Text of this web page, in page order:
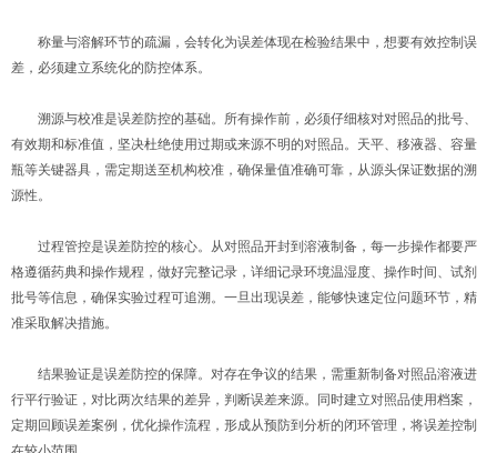
称量与溶解环节的疏漏，会转化为误差体现在检验结果中，想要有效控制误
差，必须建立系统化的防控体系。
溯源与校准是误差防控的基础。所有操作前，必须仔细核对对照品的批号、
有效期和标准值，坚决杜绝使用过期或来源不明的对照品。天平、移液器、容量
瓶等关键器具，需定期送至机构校准，确保量值准确可靠，从源头保证数据的溯
源性。
过程管控是误差防控的核心。从对照品开封到溶液制备，每一步操作都要严
格遵循药典和操作规程，做好完整记录，详细记录环境温湿度、操作时间、试剂
批号等信息，确保实验过程可追溯。一旦出现误差，能够快速定位问题环节，精
准采取解决措施。
结果验证是误差防控的保障。对存在争议的结果，需重新制备对照品溶液进
行平行验证，对比两次结果的差异，判断误差来源。同时建立对照品使用档案，
定期回顾误差案例，优化操作流程，形成从预防到分析的闭环管理，将误差控制